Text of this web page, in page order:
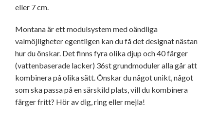
eller 7 cm.
Montana är ett modulsystem med oändliga
valmöjligheter egentligen kan du få det designat nästan
hur du önskar. Det finns fyra olika djup och 40 färger
(vattenbaserade lacker) 36st grundmoduler alla går att
kombinera på olika sätt. Önskar du något unikt, något
som ska passa på en särskild plats, vill du kombinera
färger fritt? Hör av dig, ring eller mejla!